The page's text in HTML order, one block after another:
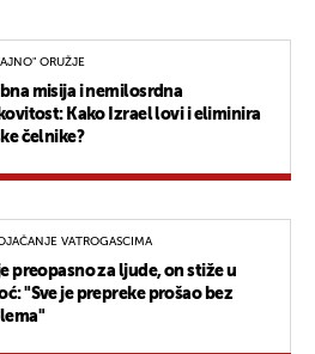
ORUŽJE
misija i nemilosrdna
Kako Izrael lovi i eliminira
čelnike?
VATROGASCIMA
preopasno za ljude, on stiže u
"Sve je prepreke prošao bez